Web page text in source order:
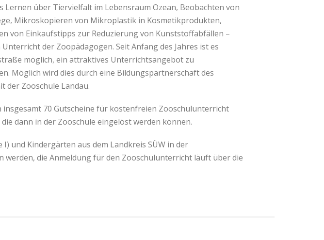
über Tiervielfalt im Lebensraum Ozean, Beobachten von
Mikroskopieren von Mikroplastik in Kosmetikprodukten,
von Einkaufstipps zur Reduzierung von Kunststoffabfällen –
der Zoopädagogen. Seit Anfang des Jahres ist es
möglich, ein attraktives Unterrichtsangebot zu
Möglich wird dies durch eine Bildungspartnerschaft des
der Zooschule Landau.
70 Gutscheine für kostenfreien Zooschulunterricht
dann in der Zooschule eingelöst werden können.
und Kindergärten aus dem Landkreis SÜW in der
werden, die Anmeldung für den Zooschulunterricht läuft über die